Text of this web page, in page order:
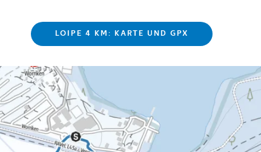
LOIPE 4 KM: KARTE UND GPX